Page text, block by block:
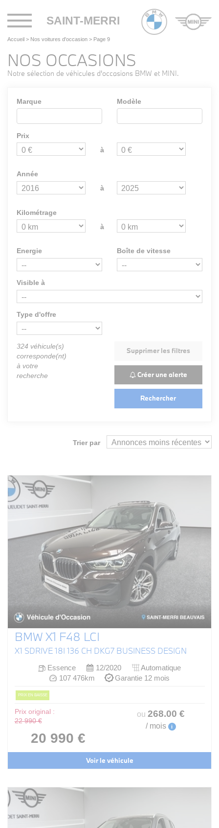
SAINT-MERRI
Toggle
navigation
Accueil > Nos voitures d'occasion > Page 9
NOS OCCASIONS
Notre sélection de véhicules d'occasions BMW et MINI.
Marque Modèle
Prix
à
Année
à
Kilométrage
à
Energie Boîte de vitesse
Visible à
Type d'offre
324 véhicule(s)
corresponde(nt)
à votre
recherche
Supprimer les filtres
Créer une alerte
Rechercher
Trier par
BMW X1 F48 LCI
X1 SDRIVE 18I 136 CH DKG7 BUSINESS DESIGN
Essence 12/2020
Automatique
107 476km
Garantie 12 mois
PRIX EN BAISSE
Prix original :
22 990 €
20 990 €
ou 268.00 €
/ mois i
Voir le véhicule